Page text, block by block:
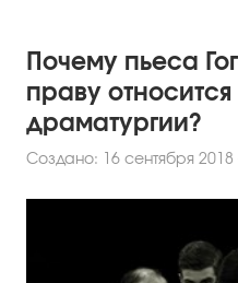
Почему пьеса
праву
драматургии?
Создано: 16 сентября 2018